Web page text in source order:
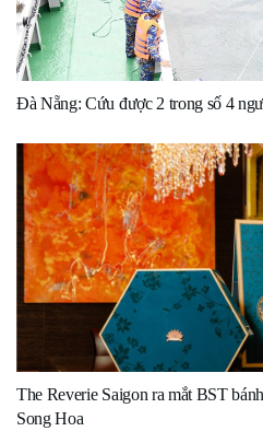
Đà Nẵng: Cứu được 2 trong số 4
The Reverie Saigon ra mắt BST
Song Hoa